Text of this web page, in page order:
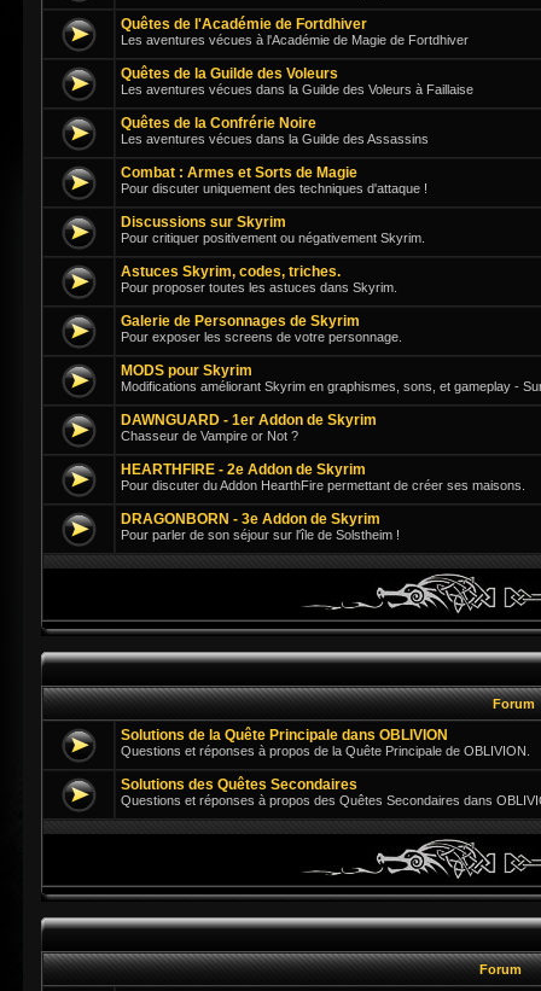
Quêtes de l'Académie de Fortdhiver
Les aventures vécues à l'Académie de Magie de Fortdhiver
Quêtes de la Guilde des Voleurs
Les aventures vécues dans la Guilde des Voleurs à Faillaise
Quêtes de la Confrérie Noire
Les aventures vécues dans la Guilde des Assassins
Combat : Armes et Sorts de Magie
Pour discuter uniquement des techniques d'attaque !
Discussions sur Skyrim
Pour critiquer positivement ou négativement Skyrim.
Astuces Skyrim, codes, triches.
Pour proposer toutes les astuces dans Skyrim.
Galerie de Personnages de Skyrim
Pour exposer les screens de votre personnage.
MODS pour Skyrim
Modifications améliorant Skyrim en graphismes, sons, et gameplay -
DAWNGUARD - 1er Addon de Skyrim
Chasseur de Vampire or Not ?
HEARTHFIRE - 2e Addon de Skyrim
Pour discuter du Addon HearthFire permettant de créer ses maisons.
DRAGONBORN - 3e Addon de Skyrim
Pour parler de son séjour sur l'île de Solstheim !
Forum
Solutions de la Quête Principale dans OBLIVION
Questions et réponses à propos de la Quête Principale de OBLIVION.
Solutions des Quêtes Secondaires
Questions et réponses à propos des Quêtes Secondaires dans
Forum